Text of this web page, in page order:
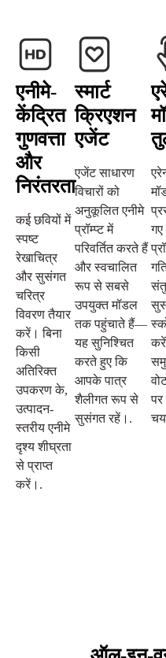
एनीमे-
केंद्रित
गुणवत्ता
और
निरंतरता
कई छवियों में
स्पष्ट
रेखाचित्र
और सुसंगत
चरित्र
विवरण तैयार
करें। बिना
किसी
अतिरिक्त
उपकरण के,
उत्पादन-
स्तरीय एनीमे
दृश्य शीघ्रता
से प्राप्त
करें।.
स्मार्ट
क्रिएशन
एजेंट
एजेंट साधारण
विचारों को
अनुकूलित एनीमे
प्रॉम्प्ट में
परिवर्तित करते हैं
और स्वचालित
रूप से सबसे
उपयुक्त मॉडल
तक पहुंचाते हैं—
यह सुनिश्चित
करते हुए कि
आपके पात्र
शैलीगत रूप से
सुसंगत रहें।.
गए
पर